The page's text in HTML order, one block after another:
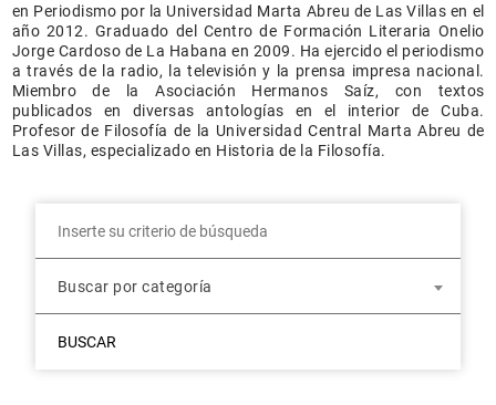
en Periodismo por la Universidad Marta Abreu de Las Villas en el
año 2012. Graduado del Centro de Formación Literaria Onelio
Jorge Cardoso de La Habana en 2009. Ha ejercido el periodismo
a través de la radio, la televisión y la prensa impresa nacional.
Miembro de la Asociación Hermanos Saíz, con textos
publicados en diversas antologías en el interior de Cuba.
Profesor de Filosofía de la Universidad Central Marta Abreu de
Las Villas, especializado en Historia de la Filosofía.
Buscar por categoría
BUSCAR